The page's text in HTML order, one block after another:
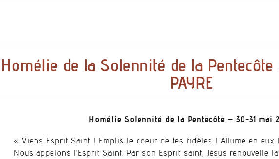
Homélie de la Solennité de la Pentecôte
PAYRE
Homélie Solennité de la Pentecôte – 30-31 mai
« Viens Esprit Saint ! Emplis le coeur de tes fidèles ! Allume en eux
Nous appelons l’Esprit Saint. Par son Esprit saint, Jésus renouvelle